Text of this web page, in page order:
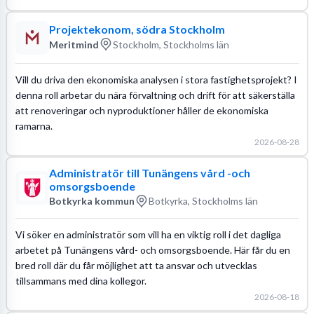
Projektekonom, södra Stockholm
Meritmind Stockholm, Stockholms län
Vill du driva den ekonomiska analysen i stora fastighetsprojekt? I
denna roll arbetar du nära förvaltning och drift för att säkerställa
att renoveringar och nyproduktioner håller de ekonomiska
ramarna.
2026-08-28
Administratör till Tunängens vård -och
omsorgsboende
Botkyrka kommun Botkyrka, Stockholms län
Vi söker en administratör som vill ha en viktig roll i det dagliga
arbetet på Tunängens vård- och omsorgsboende. Här får du en
bred roll där du får möjlighet att ta ansvar och utvecklas
tillsammans med dina kollegor.
2026-08-18